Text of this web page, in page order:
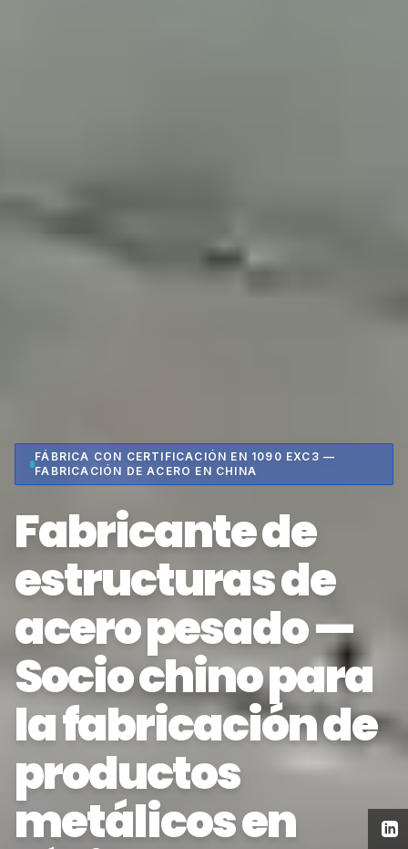
FÁBRICA CON CERTIFICACIÓN EN 1090 EXC3 —
FABRICACIÓN DE ACERO EN CHINA
Fabricante de
estructuras de
acero pesado —
Socio chino para
la fabricación de
productos
metálicos en